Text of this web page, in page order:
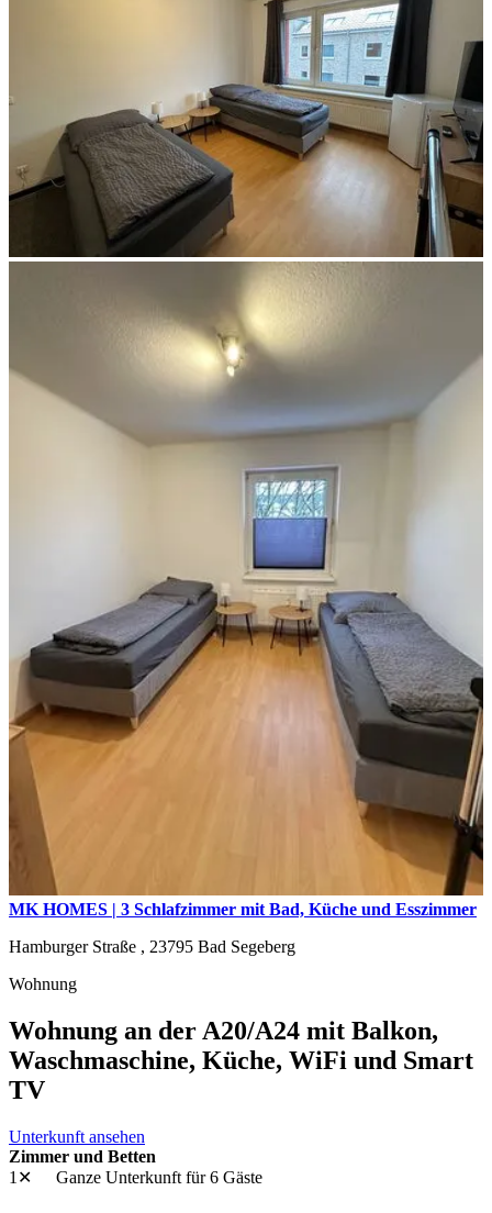
MK HOMES | 3 Schlafzimmer mit Bad, Küche und Esszimmer
Hamburger Straße , 23795 Bad Segeberg
Wohnung
Wohnung an der A20/A24 mit Balkon,
Waschmaschine, Küche, WiFi und Smart
TV
Unterkunft ansehen
Zimmer und Betten
1✕
Ganze Unterkunft für 6 Gäste